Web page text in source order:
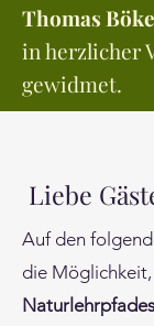
Thomas
in herzlicher
gewidmet.
Liebe
Auf den
die